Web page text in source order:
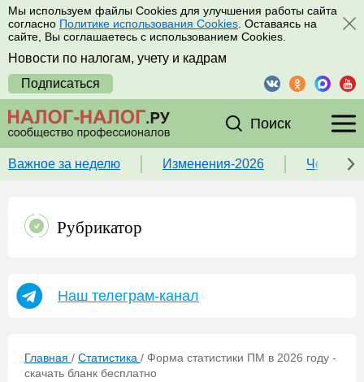
Мы используем файлы Cookies для улучшения работы сайта
согласно Политике использования Cookies . Оставаясь на
сайте, Вы соглашаетесь с использованием Cookies.
Новости по налогам, учету и кадрам
Подписаться
Поиск
Важное за неделю Изменения-2026 Чек-
Рубрикатор
Наш телеграм-канал
Главная / Статистика / Форма статистики ПМ в 2026 году -
скачать бланк бесплатно